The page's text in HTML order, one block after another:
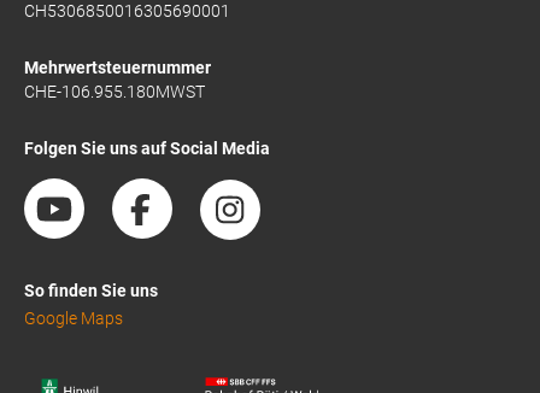
CH5306850016305690001
Mehrwertsteuernummer
CHE-106.955.180MWST
Folgen Sie uns auf Social Media
So finden Sie uns
Google Maps